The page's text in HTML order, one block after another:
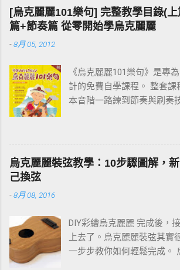
成一件輕鬆自然的事。基本
才走得快。
[烏克麗麗101樂句] 完整教學目錄(
篇+節奏篇 從零開始學烏克麗麗
-8月 05, 2012
《烏克麗麗101樂句》是專
計的免費自學課程。 整套
本音階一路練到節奏與刷奏
問，歡迎在文章下方留言討
「001 C調基本音階」開始
還不清楚為什麼要練樂句，
練習烏克麗麗101樂句？〉
烏克麗麗裝弦教學：10步驟圖解，
己換弦
-8月 08, 2016
DIY彩繪烏克麗麗 完成後，
上去了。烏克麗麗裝弦其實
一步步教你如何輕鬆完成。